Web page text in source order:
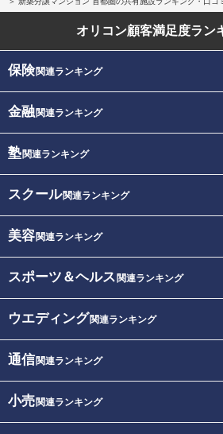
オリコン顧客満足度ラン
保険関連ランキング
金融関連ランキング
塾関連ランキング
スクール関連ランキング
美容関連ランキング
スポーツ＆ヘルス 関連ランキング
ウエディング関連ランキング
通信関連ランキング
小売関連ランキング